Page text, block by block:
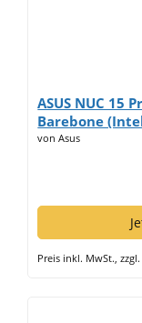
ASUS NUC 15
Barebone
Grafik, WiFi 7,
von Asus
Preis inkl. MwSt.,